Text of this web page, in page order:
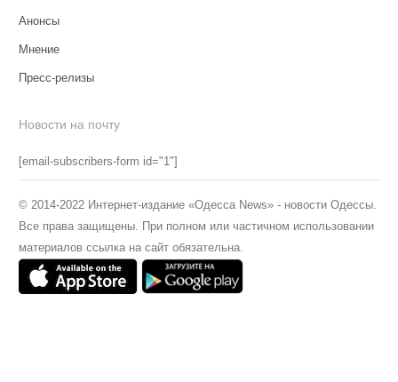
Анонсы
Мнение
Пресс-релизы
Новости на почту
[email-subscribers-form id="1"]
© 2014-2022 Интернет-издание «Одесса News» - новости Одессы.
Все права защищены. При полном или частичном использовании
материалов ссылка на сайт обязательна.